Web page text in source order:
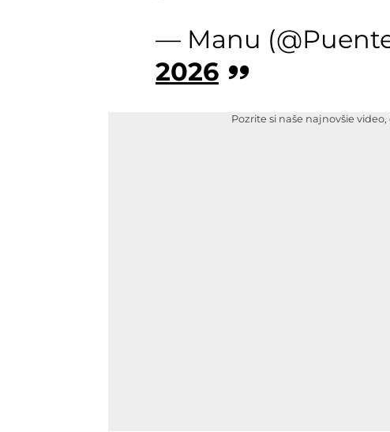
— Manu
2026
Pozrite si naše najnovšie